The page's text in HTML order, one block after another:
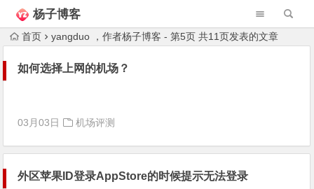
杨子博客
首页 yangduo ，作者杨子博客 - 第5页 共11页发表的文章
如何选择上网的机场？
03月03日 机场评测
外区苹果ID登录AppStore的时候提示无法登录